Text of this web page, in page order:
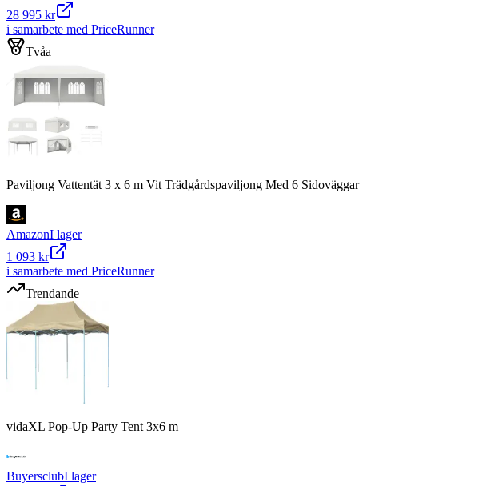
28 995 kr
i samarbete med PriceRunner
Tvåa
Paviljong Vattentät 3 x 6 m Vit Trädgårdspaviljong Med 6 Sidoväggar
AmazonI lager
1 093 kr
i samarbete med PriceRunner
Trendande
vidaXL Pop-Up Party Tent 3x6 m
BuyersclubI lager